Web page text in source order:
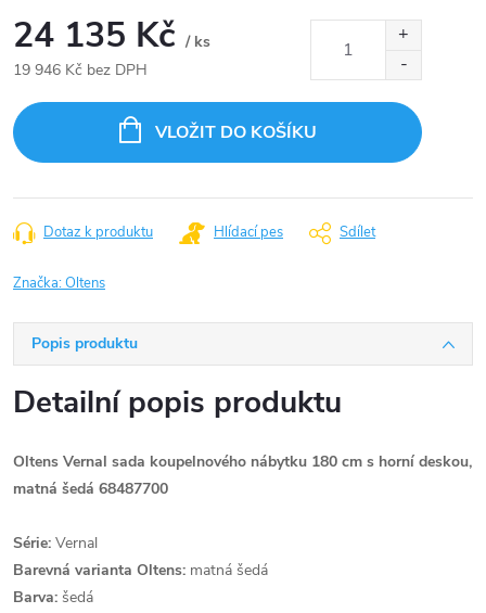
24 135 Kč / ks
19 946 Kč bez DPH
cena:
VLOŽIT DO KOŠÍKU
Dotaz k produktu Hlídací pes Sdílet
Značka:Oltens
Popis produktu
Detailní popis produktu
Oltens Vernal sada koupelnového nábytku 180 cm s horní deskou,
matná šedá 68487700
Série: Vernal
Barevná varianta Oltens: matná šedá
Barva: šedá